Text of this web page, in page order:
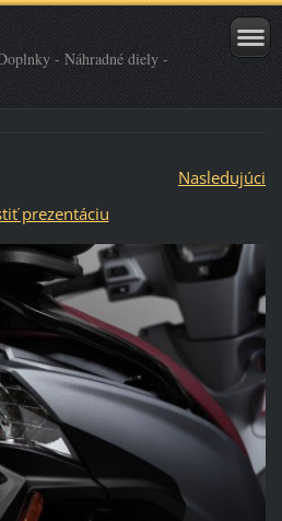
- Náhradné diely -
Nasledujúci
prezentáciu